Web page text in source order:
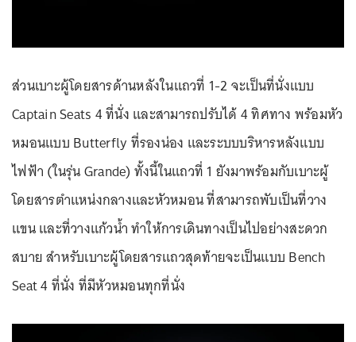
ส่วนเบาะผู้โดยสารด้านหลังในแถวที่ 1-2 จะเป็นที่นั่งแบบ
Captain Seats 4 ที่นั่ง และสามารถปรับได้ 4 ทิศทาง พร้อมหัว
หมอนแบบ Butterfly ที่รองน่อง และระบบบริหารหลังแบบ
ไฟฟ้า (ในรุ่น Grande) ทั้งนี้ในแถวที่ 1 ยังมาพร้อมกับเบาะผู้
โดยสารตำแหน่งกลางและหัวหมอน ที่สามารถพับเป็นที่วาง
แขน และที่วางแก้วน้ำ ทำให้การเดินทางเป็นไปอย่างสะดวก
สบาย สำหรับเบาะผู้โดยสารแถวสุดท้ายจะเป็นแบบ Bench
Seat 4 ที่นั่ง ที่มีหัวหมอนทุกที่นั่ง